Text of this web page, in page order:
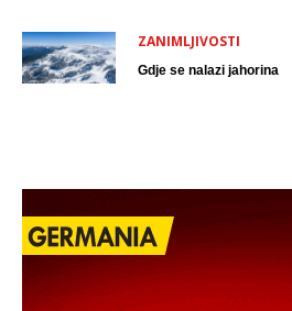
ZANIMLJIVOSTI
Gdje se nalazi jahorina